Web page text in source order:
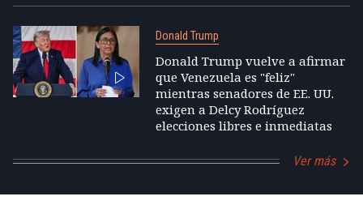
Donald Trump
Donald Trump vuelve a afirmar
que Venezuela es "feliz"
mientras senadores de EE. UU.
exigen a Delcy Rodríguez
elecciones libres e inmediatas
Ver más